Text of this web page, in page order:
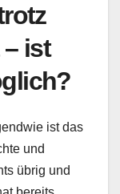
ist
ist das
und
übrig und